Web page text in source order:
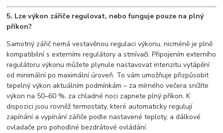
5. Lze výkon zářiče regulovat, nebo funguje pouze na plný
příkon?
Samotný zářič nemá vestavěnou regulaci výkonu, nicméně je plně
kompatibilní s externími regulátory a stmívači. Připojením externího
regulátoru výkonu můžete plynule nastavovat intenzitu vytápění
od minimální po maximální úroveň. To vám umožňuje přizpůsobit
tepelný výkon aktuálním podmínkám – za mírného večera snížíte
výkon na 50–60 %, za chladné noci zapnete plný příkon. K
dispozici jsou rovněž termostaty, které automaticky regulují
zapínání a vypínání zářiče podle nastavené teploty, a dálkové
ovladače pro pohodlné bezdrátové ovládání.